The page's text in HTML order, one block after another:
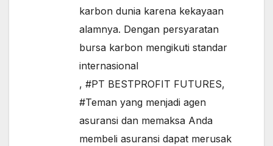
karbon dunia karena kekayaan
alamnya. Dengan persyaratan
bursa karbon mengikuti standar
internasional
, #PT BESTPROFIT FUTURES,
#Teman yang menjadi agen
asuransi dan memaksa Anda
membeli asuransi dapat merusak